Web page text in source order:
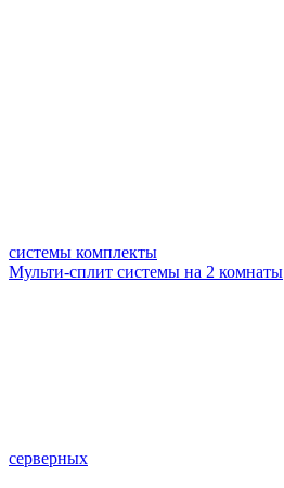
системы комплекты
Мульти-сплит системы на 2 комнаты
серверных